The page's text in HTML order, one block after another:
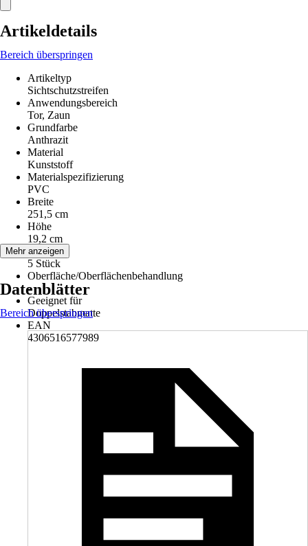
Artikeldetails
Bereich überspringen
Artikeltyp
Sichtschutzstreifen
Anwendungsbereich
Tor, Zaun
Grundfarbe
Anthrazit
Material
Kunststoff
Materialspezifizierung
PVC
Breite
251,5 cm
Höhe
19,2 cm
Inhalt
5 Stück
Oberfläche/Oberflächenbehandlung
-
Geeignet für
Doppelstabmatte
EAN
4306516577989
Mehr anzeigen
Datenblätter
Bereich überspringen